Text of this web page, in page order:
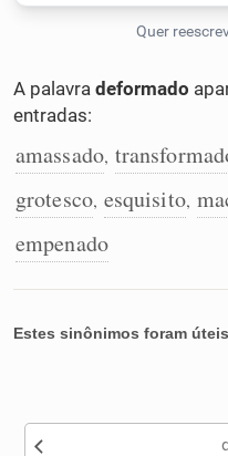
Cata-letras
Caça-palavras
Sinônimos
A palavra deformado
entradas:
amassado,
grotesco, esquisito,
empenado
Estes sinônimos foram
Nenhum dos sinônimos